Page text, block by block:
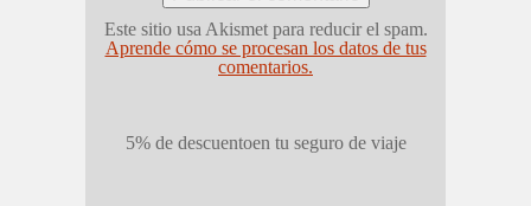
Este sitio usa Akismet para reducir el spam.
Aprende cómo se procesan los datos de tus
comentarios.
5% de descuentoen tu seguro de viaje